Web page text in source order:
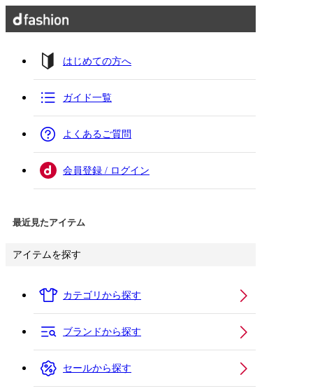
はじめての方へ
ガイド一覧
よくあるご質問
会員登録 / ログイン
最近見たアイテム
アイテムを探す
カテゴリから探す
ブランドから探す
セールから探す